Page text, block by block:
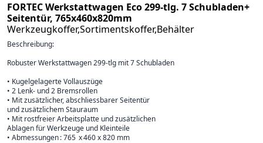
FORTEC Werkstattwagen Eco 299-tlg. 7 Schubladen+
Seitentür, 765x460x820mm
Werkzeugkoffer,Sortimentskoffer,Behälter
Beschreibung:
Robuster Werkstattwagen 299-tlg mit 7 Schubladen
• Kugelgelagerte Vollauszüge
• 2 Lenk- und 2 Bremsrollen
• Mit zusätzlicher, abschliessbarer Seitentür
und zusätzlichem Stauraum
• Mit rostfreier Arbeitsplatte und zusätzlichen
Ablagen für Werkzeuge und Kleinteile
• Abmessungen : 765 x 460 x 820 mm